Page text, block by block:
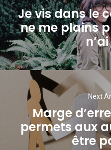
l’article
Je vis dans le
ne me plains
Next
Marge
permets aux
être